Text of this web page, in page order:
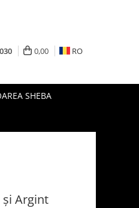
0,00 RO
SHEBA
și Argint